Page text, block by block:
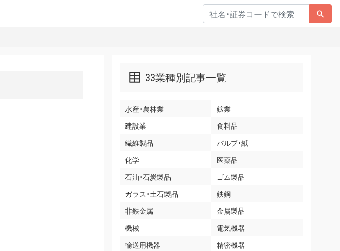
33業種別記事一覧
水産・農林業
鉱業
建設業
食料品
繊維製品
パルプ・紙
化学
医薬品
石油・石炭製品
ゴム製品
ガラス・土石製品
鉄鋼
非鉄金属
金属製品
機械
電気機器
輸送用機器
精密機器